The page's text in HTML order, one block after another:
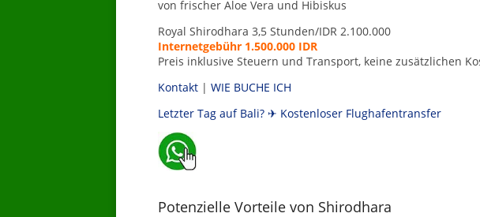
von frischer Aloe Vera und Hibiskus
Royal Shirodhara 3,5 Stunden/IDR 2.100.000
Internetgebühr 1.500.000 IDR
Preis inklusive Steuern und Transport, keine zusätzlichen
Kontakt| WIE BUCHE ICH
Letzter Tag auf Bali? ✈ Kostenloser Flughafentransfer
Potenzielle Vorteile von Shirodhara